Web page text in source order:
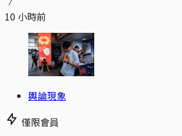
10 小時前
輿論現象
僅限會員